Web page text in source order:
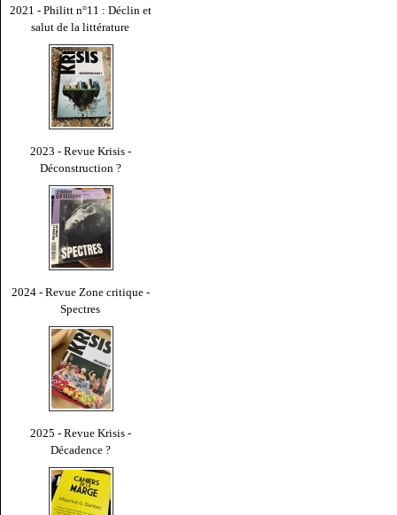
2021 - Philitt n°11 : Déclin et
salut de la littérature
2023 - Revue Krisis -
Déconstruction ?
2024 - Revue Zone critique -
Spectres
2025 - Revue Krisis -
Décadence ?